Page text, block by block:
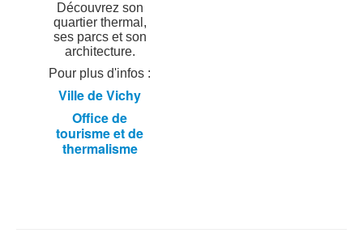
Découvrez son
quartier thermal,
ses parcs et son
architecture.
Pour plus d'infos :
Ville de Vichy
Office de
tourisme et de
thermalisme